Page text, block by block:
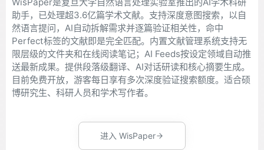
助手，已处理超3.6亿篇学术文献。支持深度意图搜索，以自
然语言提问，AI自动拆解需求并逐篇验证相关性，命中
Perfect标签的文献即是完全匹配。内置文献管理系统支持无
限层级的文件夹和在线阅读笔记；AI Feeds按设定领域自动推
送最新成果。提供段落级翻译、AI对话研读和核心摘要生成。
目前免费开放，游客每日享有多次深度验证搜索额度。适合硕
博研究生、科研人员和学术写作者。
进入 WisPaper